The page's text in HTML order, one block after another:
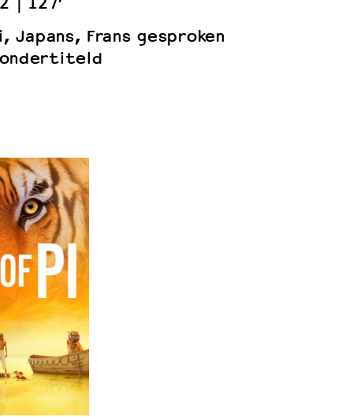
Japans, Frans gesproken
ondertiteld